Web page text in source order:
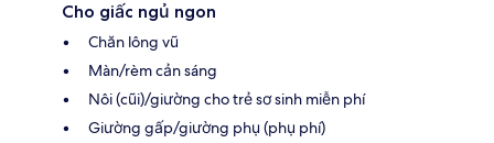
Cho giấc ngủ ngon
Chăn lông vũ
Màn/rèm cản sáng
Nôi (cũi)/giường cho trẻ sơ sinh miễn phí
Giường gấp/giường phụ (phụ phí)